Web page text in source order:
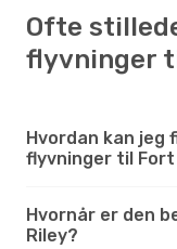
Ofte
flyvninger
Hvordan kan jeg
flyvninger til Fort
Hvornår er den
Riley?